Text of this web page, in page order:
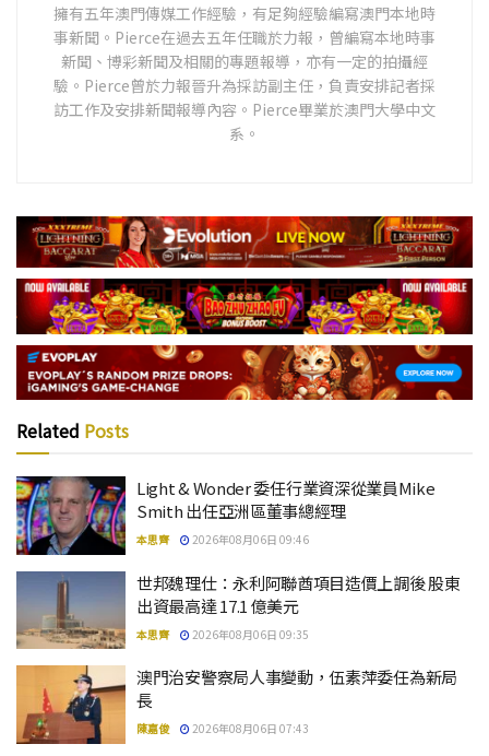
擁有五年澳門傳媒工作經驗，有足夠經驗編寫澳門本地時
事新聞。Pierce在過去五年任職於力報，曾編寫本地時事
新聞、博彩新聞及相關的專題報導，亦有一定的拍攝經
驗。Pierce曾於力報晉升為採訪副主任，負責安排記者採
訪工作及安排新聞報導內容。Pierce畢業於澳門大學中文
系。
Related Posts
Light & Wonder 委任行業資深從業員Mike
Smith 出任亞洲區董事總經理
本思齊 2026年08月06日 09:46
世邦魏理仕：永利阿聯酋項目造價上調後 股東
出資最高達 17.1 億美元
本思齊 2026年08月06日 09:35
澳門治安警察局人事變動，伍素萍委任為新局
長
陳嘉俊 2026年08月06日 07:43